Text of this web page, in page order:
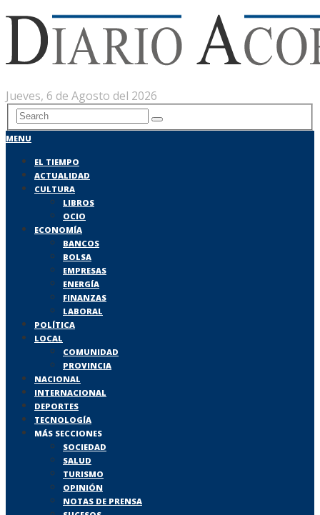
Jueves, 6 de Agosto del 2026
MENU
EL TIEMPO
ACTUALIDAD
CULTURA
LIBROS
OCIO
ECONOMÍA
BANCOS
BOLSA
EMPRESAS
ENERGÍA
FINANZAS
LABORAL
POLÍTICA
LOCAL
COMUNIDAD
PROVINCIA
NACIONAL
INTERNACIONAL
DEPORTES
TECNOLOGÍA
MÁS SECCIONES
SOCIEDAD
SALUD
TURISMO
OPINIÓN
NOTAS DE PRENSA